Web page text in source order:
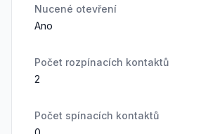
Nucené otevření
Ano
Počet rozpínacích kontaktů
2
Počet spínacích kontaktů